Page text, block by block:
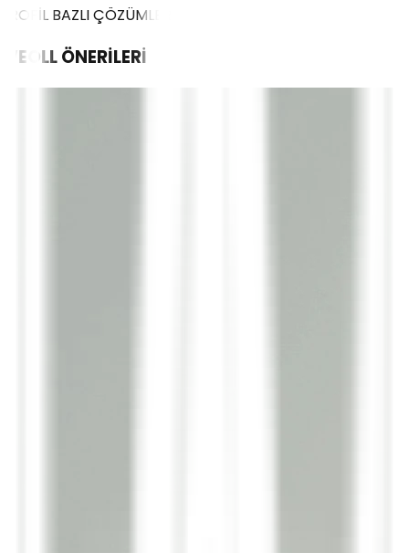
PROFİL BAZLI ÇÖZÜMLER
WEOLLÖNERİLERİ